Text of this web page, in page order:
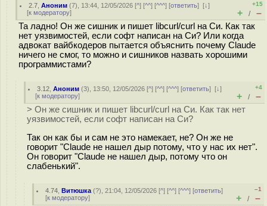
2.7 ,Аноним (7), 13:44, 12/05/2026 [^] [^^] [^^^] [ответить][↓]
[к модератору]
+15
+ / –
Та ладно! Он же сишник и пишет libcurl/curl на Си. Как так
нет уязвимостей, если софт написан на Си? Или когда
адвокат вайбкодеров пытается объяснить почему Claude
ничего не смог, то можно и сишников назвать хорошими
программистами?
3.12 ,Аноним (3), 13:50, 12/05/2026 [^] [^^] [^^^] [ответить][↓]
[к модератору]
+4
+ / –
> Он же сишник и пишет libcurl/curl на Си. Как так нет
уязвимостей, если софт написан на Си?
Так он как бы и сам не это намекает, не? Он же не
говорит "Claude не нашел дыр потому, что у нас их нет".
Он говорит "Claude не нашел дыр, потому что он
слабенький".
4.74 ,Витюшка (?), 21:04, 12/05/2026 [^] [^^] [^^^] [ответить]
[к модератору]
–1
+ / –